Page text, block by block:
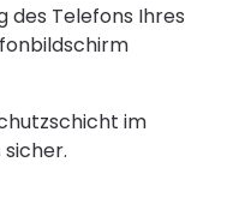
des Telefons Ihres
im